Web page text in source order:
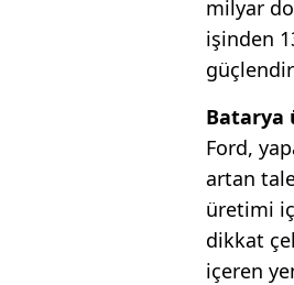
milyar
işinden
Batarya
Ford,
artan
üretimi
dikkat
içeren